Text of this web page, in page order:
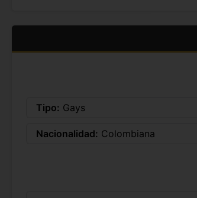
Tipo: Gays
Nacionalidad: Colombiana